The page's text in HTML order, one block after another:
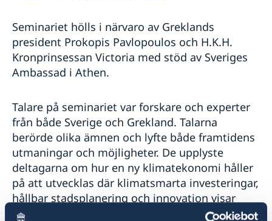
Seminariet hölls i närvaro av Greklands
president Prokopis Pavlopoulos och H.K.H.
Kronprinsessan Victoria med stöd av Sveriges
Ambassad i Athen.
Talare på seminariet var forskare och experter
från både Sverige och Grekland. Talarna
berörde olika ämnen och lyfte både framtidens
utmaningar och möjligheter. De upplyste
deltagarna om hur en ny klimatekonomi håller
på att utvecklas där klimatsmarta investeringar,
hållbar stadsplanering och innovation visar
vägen framåt i vår strävan att bevara planeten.